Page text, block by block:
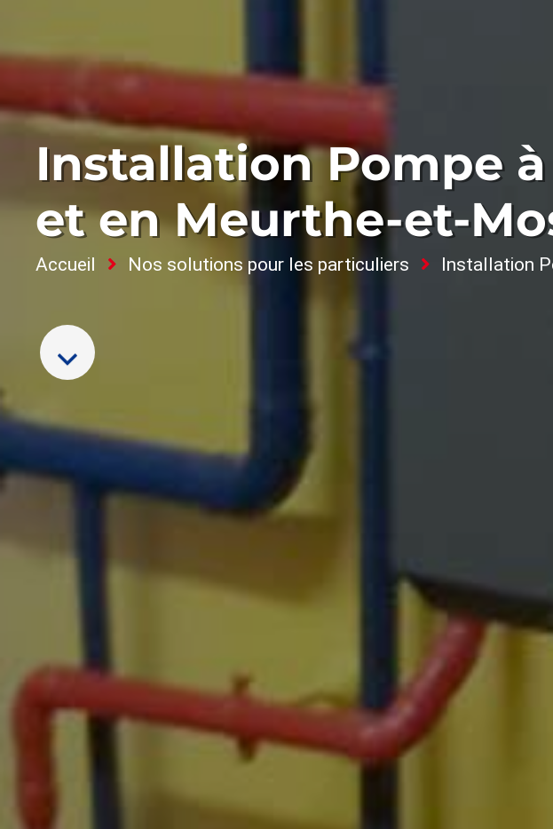
Installation Pompe
et en Meurthe-et-
Accueil Nos solutions pour les particuliers Installation